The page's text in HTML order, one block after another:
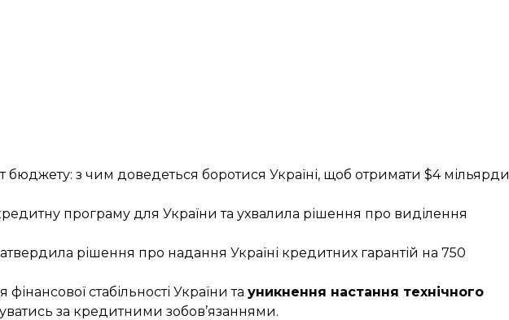
бюджету: з чим доведеться боротися Україні, щоб отримати $4 мільярди
програму для України та ухвалила рішення про виділення
рішення про надання Україні кредитних гарантій на 750
стабільності України та уникнення настання технічного
за кредитними зобов’язаннями.